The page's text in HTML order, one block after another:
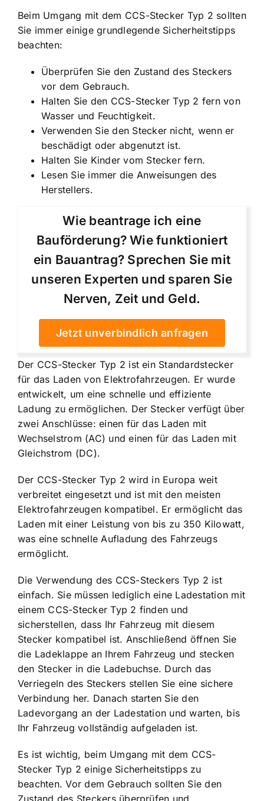
Beim Umgang mit dem CCS-Stecker Typ 2 sollten
Sie immer einige grundlegende Sicherheitstipps
beachten:
Überprüfen Sie den Zustand des Steckers
vor dem Gebrauch.
Halten Sie den CCS-Stecker Typ 2 fern von
Wasser und Feuchtigkeit.
Verwenden Sie den Stecker nicht, wenn er
beschädigt oder abgenutzt ist.
Halten Sie Kinder vom Stecker fern.
Lesen Sie immer die Anweisungen des
Herstellers.
Wie beantrage ich eine
Bauförderung? Wie funktioniert
ein Bauantrag? Sprechen Sie mit
unseren Experten und sparen Sie
Nerven, Zeit und Geld.
Jetzt unverbindlich anfragen
Der CCS-Stecker Typ 2 ist ein Standardstecker
für das Laden von Elektrofahrzeugen. Er wurde
entwickelt, um eine schnelle und effiziente
Ladung zu ermöglichen. Der Stecker verfügt über
zwei Anschlüsse: einen für das Laden mit
Wechselstrom (AC) und einen für das Laden mit
Gleichstrom (DC).
Der CCS-Stecker Typ 2 wird in Europa weit
verbreitet eingesetzt und ist mit den meisten
Elektrofahrzeugen kompatibel. Er ermöglicht das
Laden mit einer Leistung von bis zu 350 Kilowatt,
was eine schnelle Aufladung des Fahrzeugs
ermöglicht.
Die Verwendung des CCS-Steckers Typ 2 ist
einfach. Sie müssen lediglich eine Ladestation mit
einem CCS-Stecker Typ 2 finden und
sicherstellen, dass Ihr Fahrzeug mit diesem
Stecker kompatibel ist. Anschließend öffnen Sie
die Ladeklappe an Ihrem Fahrzeug und stecken
den Stecker in die Ladebuchse. Durch das
Verriegeln des Steckers stellen Sie eine sichere
Verbindung her. Danach starten Sie den
Ladevorgang an der Ladestation und warten, bis
Ihr Fahrzeug vollständig aufgeladen ist.
Es ist wichtig, beim Umgang mit dem CCS-
Stecker Typ 2 einige Sicherheitstipps zu
beachten. Vor dem Gebrauch sollten Sie den